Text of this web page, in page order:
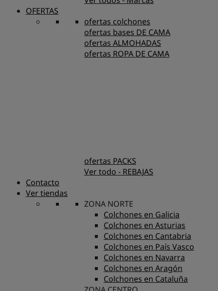
OFERTAS
ofertas colchones
ofertas bases DE CAMA
ofertas ALMOHADAS
ofertas ROPA DE CAMA
ofertas PACKS
Ver todo - REBAJAS
Contacto
Ver tiendas
ZONA NORTE
Colchones en Galicia
Colchones en Asturias
Colchones en Cantabria
Colchones en País Vasco
Colchones en Navarra
Colchones en Aragón
Colchones en Cataluña